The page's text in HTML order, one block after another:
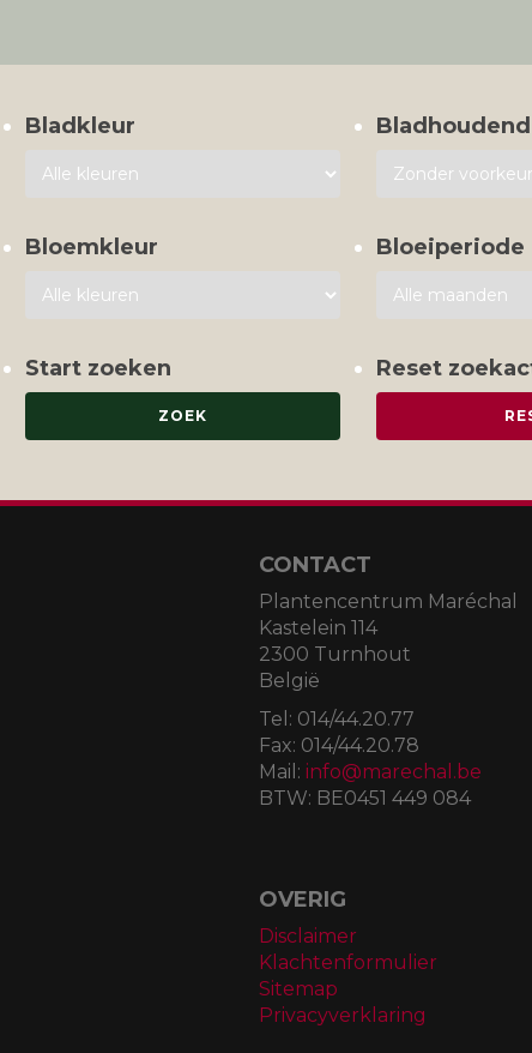
Bladkleur Bladhoudend
Bloemkleur Bloeiperiode
Start zoeken Reset
CONTACT
Plantencentrum Maréchal
Kastelein 114
2300 Turnhout
België
Tel: 014/44.20.77
Fax: 014/44.20.78
Mail: info@marechal.be
BTW: BE0451 449 084
OVERIG
Disclaimer
Klachtenformulier
Sitemap
Privacyverklaring